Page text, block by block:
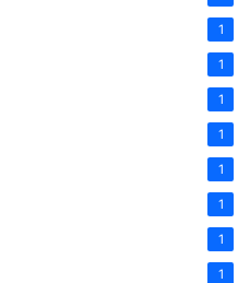
1
1
1
1
1
1
1
1